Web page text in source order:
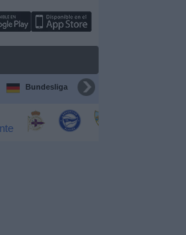
Bundesliga Supercopa de España